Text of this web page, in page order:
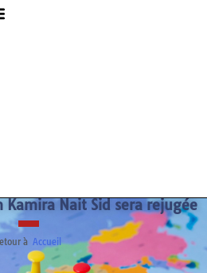
Kamira Nait Sid sera rejugée
à Accueil